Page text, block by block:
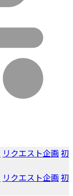
リクエスト企画 初
リクエスト企画 初